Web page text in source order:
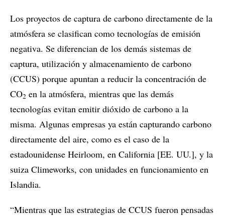
Los proyectos de captura de carbono directamente de la
atmósfera se clasifican como tecnologías de emisión
negativa. Se diferencian de los demás sistemas de
captura, utilización y almacenamiento de carbono
(CCUS) porque apuntan a reducir la concentración de
CO2 en la atmósfera, mientras que las demás
tecnologías evitan emitir dióxido de carbono a la
misma. Algunas empresas ya están capturando carbono
directamente del aire, como es el caso de la
estadounidense Heirloom, en California [EE. UU.], y la
suiza Climeworks, con unidades en funcionamiento en
Islandia.
“Mientras que las estrategias de CCUS fueron pensadas